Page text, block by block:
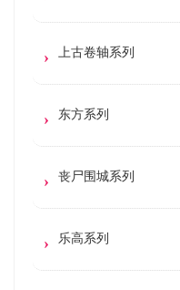
上古卷轴系列
东方系列
丧尸围城系列
乐高系列